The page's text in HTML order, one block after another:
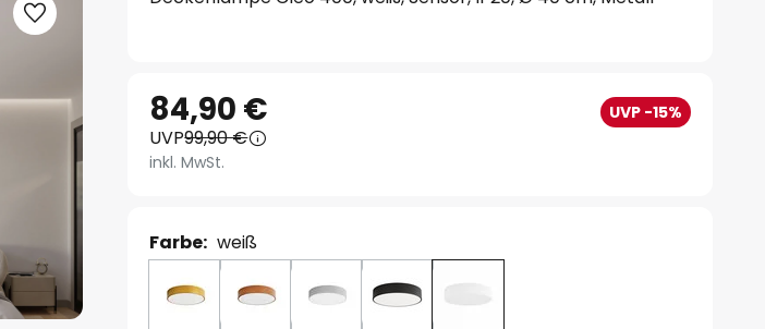
84,90 € UVP -15%
UVP99,90 €
inkl. MwSt.
Farbe: weiß